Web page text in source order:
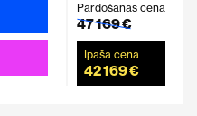
Pārdošanas cena
47 169 €
Īpaša cena
42 169 €